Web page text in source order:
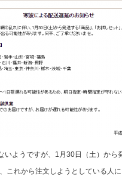
ようですが、1月30日（土）から
れから注文しようとしている人に